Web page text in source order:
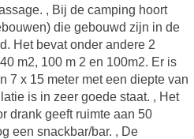
, Bij de camping hoort
die gebouwd zijn in de
Het bevat onder andere 2
m2, 100 m 2 en 100m2. Er is
7 x 15 meter met een diepte van
is in zeer goede staat. , Het
drank geeft ruimte aan 50
een snackbar/bar. , De